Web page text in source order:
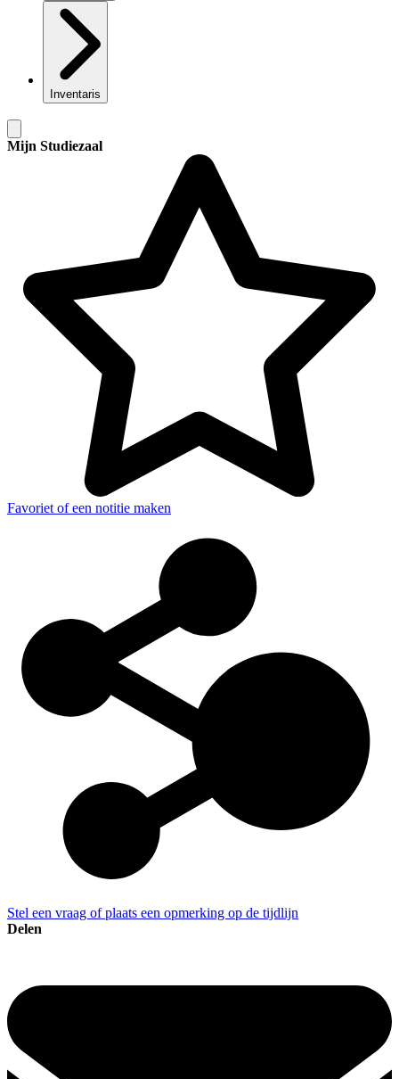
Inventaris
Mijn Studiezaal
Favoriet of een notitie maken
Stel een vraag of plaats een opmerking op de tijdlijn
Delen